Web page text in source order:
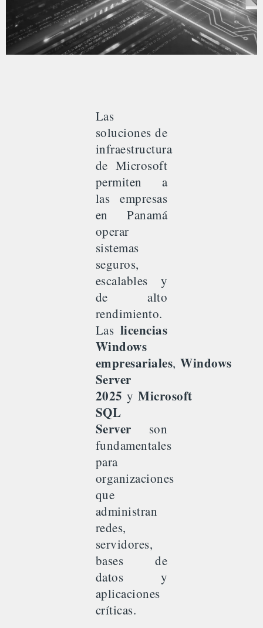
Empresarial en
Panamá
Licencias Microsoft de Infraestructura Empresarial en
Panamá
infraestructura
Las
soluciones de
infraestructura
de Microsoft
permiten a
las empresas
en Panamá
operar
sistemas
seguros,
escalables y
de alto
rendimiento.
Las licencias
Windows
empresariales,Windows
Server
2025 yMicrosoft
SQL
Server son
fundamentales
para
organizaciones
que
administran
redes,
servidores,
bases de
datos y
aplicaciones
críticas.